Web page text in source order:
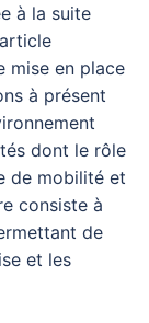
à la suite
mise en place
à présent
dont le rôle
de mobilité et
consiste à
de
et les